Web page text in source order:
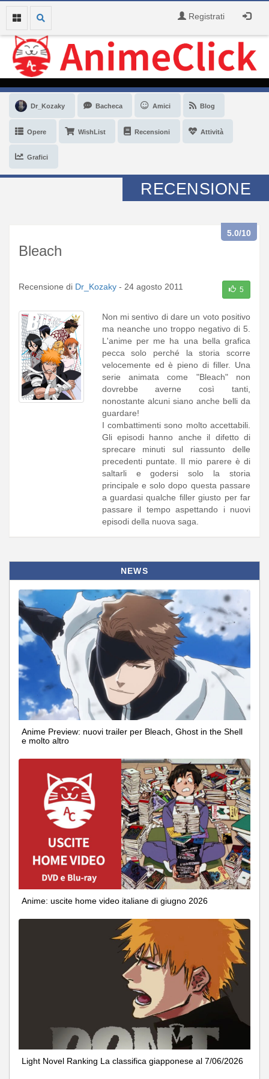
Registrati
Dr_Kozaky Bacheca Amici Blog
Opere WishList Recensioni Attività
Grafici
RECENSIONE
Bleach
5.0/10
Recensione di Dr_Kozaky - 24 agosto 2011 5
Non mi sentivo di dare un voto positivo
ma neanche uno troppo negativo di 5.
L'anime per me ha una bella grafica
pecca solo perché la storia scorre
velocemente ed è pieno di filler. Una
serie animata come "Bleach" non
dovrebbe averne così tanti,
nonostante alcuni siano anche belli da
guardare!
I combattimenti sono molto accettabili.
Gli episodi hanno anche il difetto di
sprecare minuti sul riassunto delle
precedenti puntate. Il mio parere è di
saltarli e godersi solo la storia
principale e solo dopo questa passare
a guardasi qualche filler giusto per far
passare il tempo aspettando i nuovi
episodi della nuova saga.
NEWS
Anime Preview: nuovi trailer per Bleach, Ghost in the Shell
e molto altro
Anime: uscite home video italiane di giugno 2026
Light Novel Ranking La classifica giapponese al 7/06/2026